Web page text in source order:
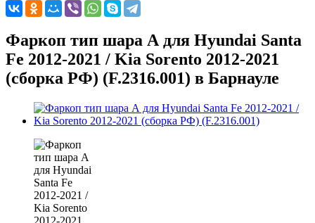
Фаркоп тип шара А для Hyundai Santa
Fe 2012-2021 / Kia Sorento 2012-2021
(сборка РФ) (F.2316.001) в Барнауле